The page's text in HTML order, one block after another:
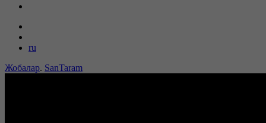
ru
Жобалар. SanTaram